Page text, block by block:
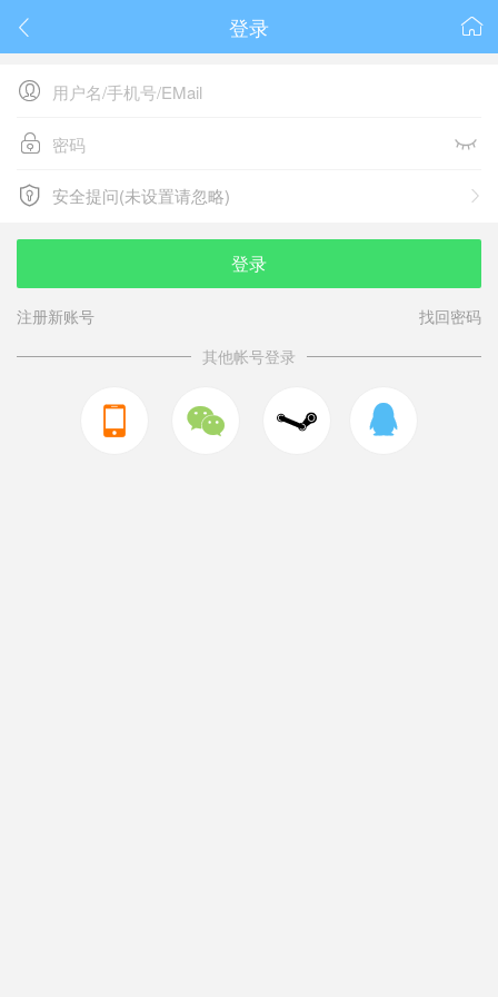
 
登录

 
 
安全提问(未设置请忽略)
安全提问(未设置请忽略)
登录
注册新账号
找回密码
其他帐号登录
  